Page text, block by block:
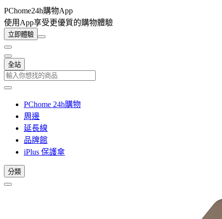
PChome24h購物App
使用App享受更優質的購物體驗
立即體驗
全站
PChome 24h購物
周邊
延長線
品牌館
iPlus 保護傘
分類